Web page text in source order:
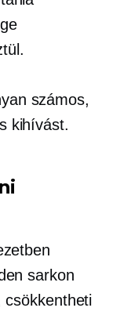
számos,
kihívást.
sarkon
csökkentheti